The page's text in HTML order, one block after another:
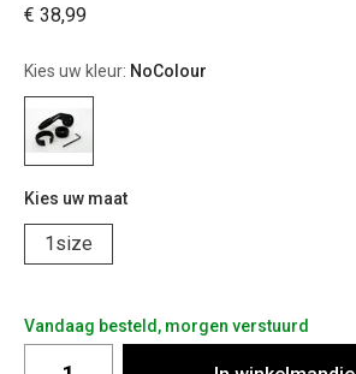
€ 38,99
Kies uw kleur: NoColour
Kies uw maat
1size
Vandaag besteld, morgen verstuurd